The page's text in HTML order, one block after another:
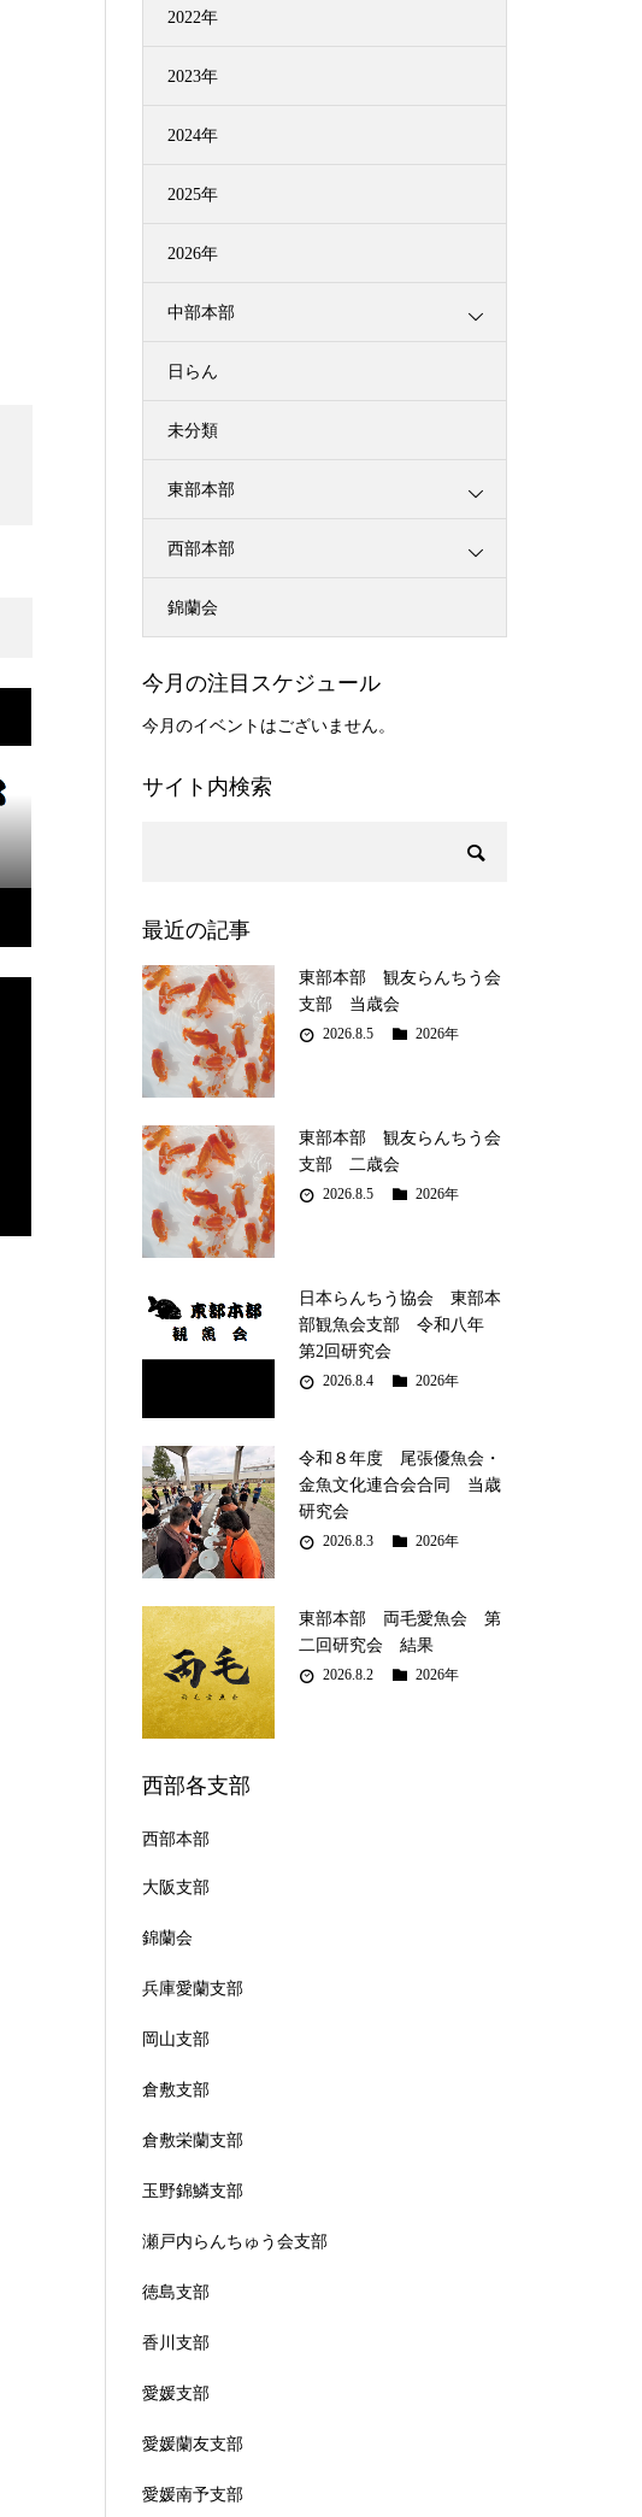
2022年
2023年
2024年
2025年
2026年
中部本部
日らん
未分類
東部本部
西部本部
錦蘭会
今月の注目スケジュール
今月のイベントはございません。
サイト内検索
最近の記事
東部本部 観友らんちう会
支部 当歳会
2026.8.5 2026年
東部本部 観友らんちう会
支部 二歳会
2026.8.5 2026年
日本らんちう協会 東部本
部観魚会支部 令和八年
第2回研究会
2026.8.4 2026年
令和８年度 尾張優魚会・
金魚文化連合会合同 当歳
研究会
2026.8.3 2026年
東部本部 両毛愛魚会 第
二回研究会 結果
2026.8.2 2026年
西部各支部
西部本部
大阪支部
錦蘭会
兵庫愛蘭支部
岡山支部
倉敷支部
倉敷栄蘭支部
玉野錦鱗支部
瀬戸内らんちゅう会支部
徳島支部
香川支部
愛媛支部
愛媛蘭友支部
愛媛南予支部